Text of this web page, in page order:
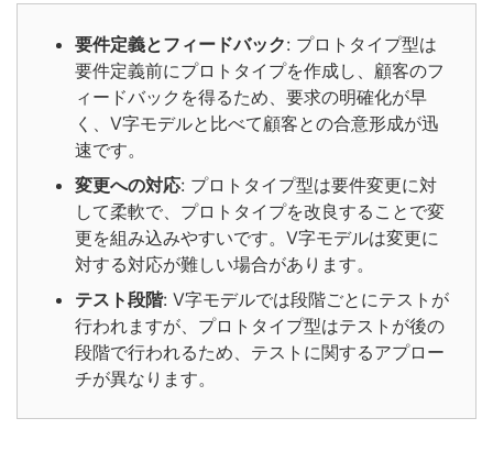
要件定義とフィードバック: プロトタイプ型は
要件定義前にプロトタイプを作成し、顧客のフ
ィードバックを得るため、要求の明確化が早
く、V字モデルと比べて顧客との合意形成が迅
速です。
変更への対応: プロトタイプ型は要件変更に対
して柔軟で、プロトタイプを改良することで変
更を組み込みやすいです。V字モデルは変更に
対する対応が難しい場合があります。
テスト段階: V字モデルでは段階ごとにテストが
行われますが、プロトタイプ型はテストが後の
段階で行われるため、テストに関するアプロー
チが異なります。